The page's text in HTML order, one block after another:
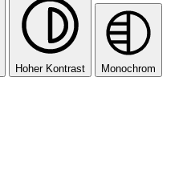
Hoher Kontrast Monochrom